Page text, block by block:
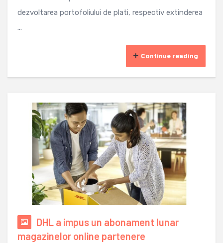
dezvoltarea portofoliului de plati, respectiv extinderea
...
Continue reading
DHL a impus un abonament lunar
magazinelor online partenere